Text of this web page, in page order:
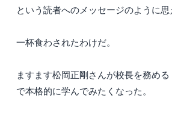
という読者へのメッセージのように思
一杯食わされたわけだ。
ますます松岡正剛さんが校長を務める
で本格的に学んでみたくなった。